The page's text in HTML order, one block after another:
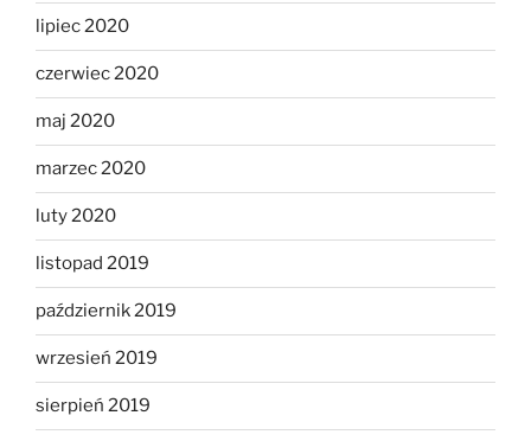
lipiec 2020
czerwiec 2020
maj 2020
marzec 2020
luty 2020
listopad 2019
październik 2019
wrzesień 2019
sierpień 2019